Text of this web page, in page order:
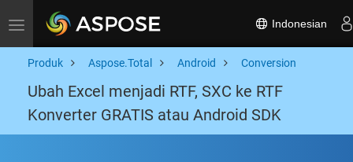
Toggle navigation Indonesian
Produk Aspose.Total Android Conversion
Ubah Excel menjadi RTF, SXC ke RTF
Konverter GRATIS atau Android SDK